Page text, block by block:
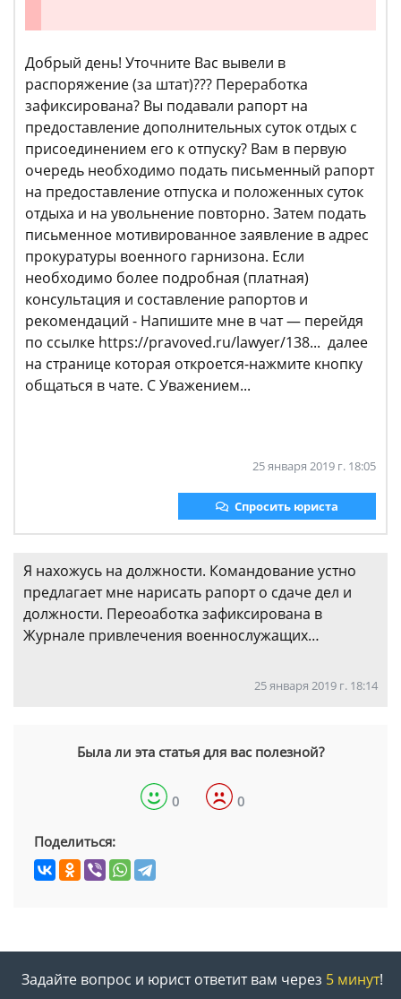
Добрый день! Уточните Вас вывели в
распоряжение (за штат)??? Переработка
зафиксирована? Вы подавали рапорт на
предоставление дополнительных суток отдых с
присоединением его к отпуску? Вам в первую
очередь необходимо подать письменный рапорт
на предоставление отпуска и положенных суток
отдыха и на увольнение повторно. Затем подать
письменное мотивированное заявление в адрес
прокуратуры военного гарнизона. Если
необходимо более подробная (платная)
консультация и составление рапортов и
рекомендаций - Напишите мне в чат — перейдя
по ссылке https://pravoved.ru/lawyer/138... далее
на странице которая откроется-нажмите кнопку
общаться в чате. С Уважением...
25 января 2019 г. 18:05
Спросить юриста
Я нахожусь на должности. Командование устно
предлагает мне нарисать рапорт о сдаче дел и
должности. Переоаботка зафиксирована в
Журнале привлечения военнослужащих…
25 января 2019 г. 18:14
Была ли эта статья для вас полезной?
0 0
Поделиться:
Задайте вопрос и юрист ответит вам через 5 минут!